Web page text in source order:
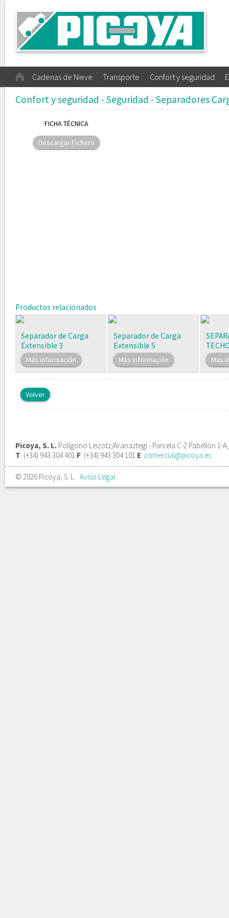
Cadenas de Nieve Transporte Confort y seguridad
Confort y seguridad - Seguridad - Separadores
FICHA TÉCNICA
Descargar Fichero
Productos relacionados
Separador de Carga
Extensible 3
Más información
Separador de Carga
Extensible 5
Más información Más
Volver
Picoya, S. L. Polígono Leizotz/Aranaztegi - Parcela C-2 Pabellón 1-
T: (+34) 943 304 401 F: (+34) 943 304 101 E: comercial@picoya.es
© 2026 Picoya, S. L. Aviso Legal